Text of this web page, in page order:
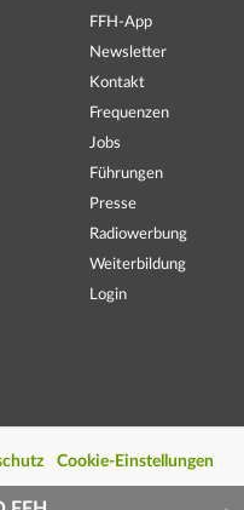
FFH-App
Newsletter
Kontakt
Frequenzen
Jobs
Führungen
Presse
Radiowerbung
Weiterbildung
Login
Cookie-Einstellungen